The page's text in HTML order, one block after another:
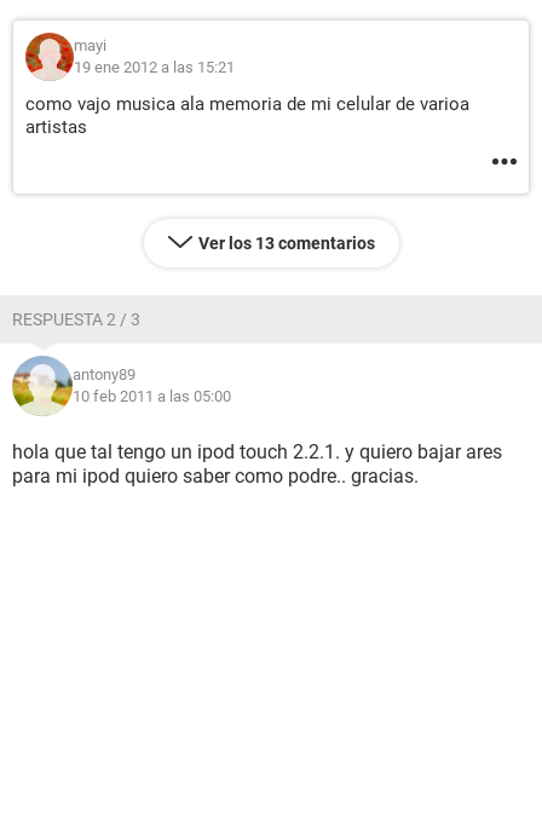
mayi
19 ene 2012 a las 15:21
como vajo musica ala memoria de mi celular de varioa
artistas
Ver los 13 comentarios
RESPUESTA 2 / 3
antony89
10 feb 2011 a las 05:00
hola que tal tengo un ipod touch 2.2.1. y quiero bajar ares
para mi ipod quiero saber como podre.. gracias.